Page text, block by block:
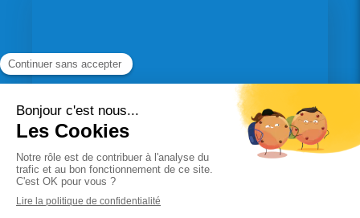
Politique de confidentialité et charte cookie
Mentions légales